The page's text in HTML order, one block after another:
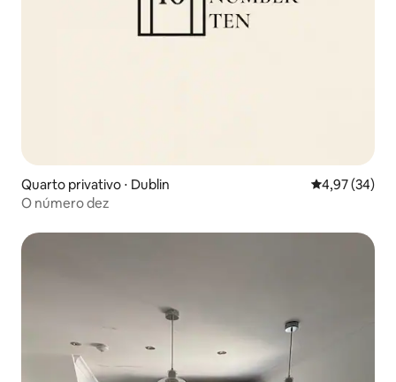
Quarto privativo ⋅ Dublin 4,97 de uma
4,97 (34)
O número dez